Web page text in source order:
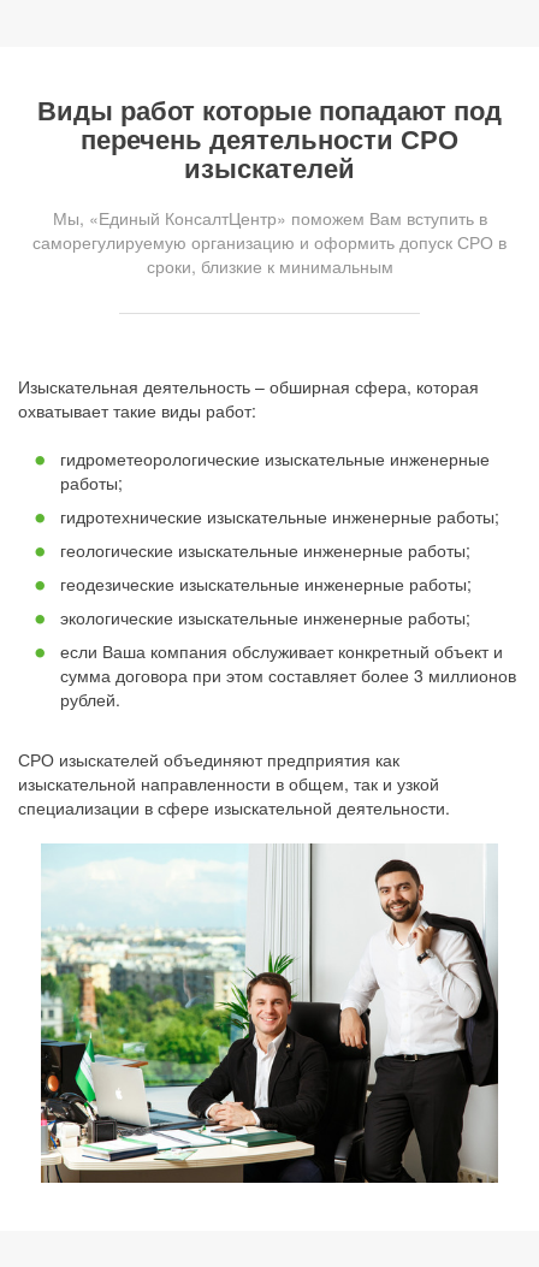
Виды работ которые попадают под
перечень деятельности СРО
изыскателей
Мы, «Единый КонсалтЦентр» поможем Вам вступить в
саморегулируемую организацию и оформить допуск СРО в
сроки, близкие к минимальным
Изыскательная деятельность – обширная сфера, которая
охватывает такие виды работ:
гидрометеорологические изыскательные инженерные
работы;
гидротехнические изыскательные инженерные работы;
геологические изыскательные инженерные работы;
геодезические изыскательные инженерные работы;
экологические изыскательные инженерные работы;
если Ваша компания обслуживает конкретный объект и
сумма договора при этом составляет более 3 миллионов
рублей.
СРО изыскателей объединяют предприятия как
изыскательной направленности в общем, так и узкой
специализации в сфере изыскательной деятельности.